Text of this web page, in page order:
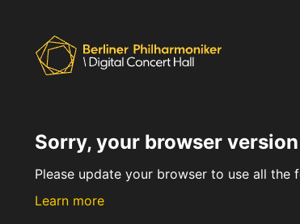
Sorry, your browser
Please update your browser to use all
Learn more